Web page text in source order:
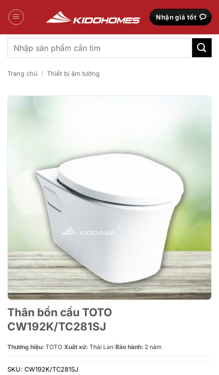
qua
Nhận giá tốt
Tìm
kiếm:
Trang chủ / Thiết bị âm tường
Thân bồn cầu TOTO
CW192K/TC281SJ
Thương hiệu: TOTO Xuất xứ: Thái Lan Bảo hành: 2 năm
SKU: CW192K/TC281SJ